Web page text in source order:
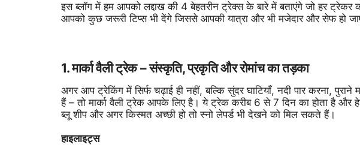
इस ब्लॉग में हम आपको लद्दाख की 4 बेहतरीन ट्रेक्स के बारे में बताएंगे जो हर ट्रेकर
आपको कुछ जरूरी टिप्स भी देंगे जिससे आपकी यात्रा और भी मजेदार और सेफ हो
1. मार्का वैली ट्रेक – संस्कृति, प्रकृति और रोमांच का तड़का
अगर आप ट्रेकिंग में सिर्फ चढ़ाई ही नहीं, बल्कि सुंदर घाटियाँ, नदी पार करना,
हैं – तो मार्का वैली ट्रेक आपके लिए है। ये ट्रेक करीब 6 से 7 दिन का होता है और
ब्लू शीप और अगर किस्मत अच्छी हो तो स्नो लेपर्ड भी देखने को मिल सकते हैं।
हाइलाइट्स